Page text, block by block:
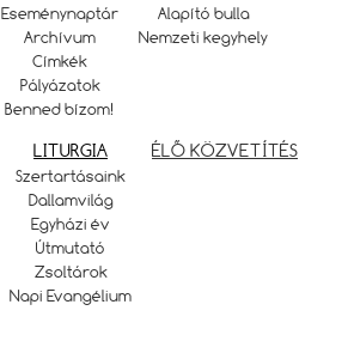
Eseménynaptár
Archívum
Címkék
Pályázatok
Benned bízom!
Alapító bulla
Nemzeti kegyhely
LITURGIA
Szertartásaink
Dallamvilág
Egyházi év
Útmutató
Zsoltárok
Napi Evangélium
ÉLŐ KÖZVETÍTÉS